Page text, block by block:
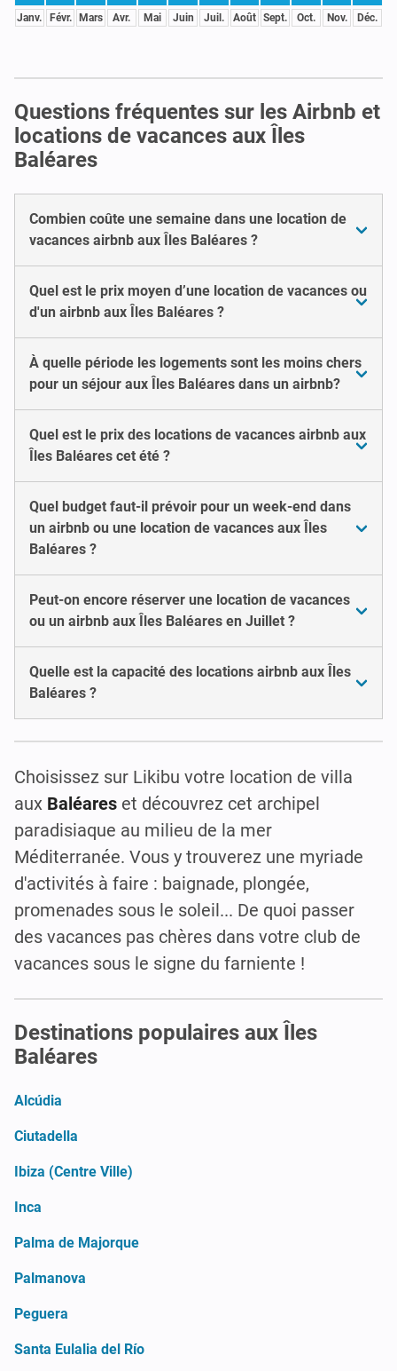
Janv. Févr. Mars Avr. Mai Juin Juil. Août Sept. Oct. Nov. Déc.
Questions fréquentes sur les Airbnb et
locations de vacances aux Îles
Baléares
Combien coûte une semaine dans une location de
vacances airbnb aux Îles Baléares ?
Quel est le prix moyen d’une location de vacances ou
d'un airbnb aux Îles Baléares ?
À quelle période les logements sont les moins chers
pour un séjour aux Îles Baléares dans un airbnb?
Quel est le prix des locations de vacances airbnb aux
Îles Baléares cet été ?
Quel budget faut-il prévoir pour un week-end dans
un airbnb ou une location de vacances aux Îles
Baléares ?
Peut-on encore réserver une location de vacances
ou un airbnb aux Îles Baléares en Juillet ?
Quelle est la capacité des locations airbnb aux Îles
Baléares ?
Choisissez sur Likibu votre location de villa
aux Baléares et découvrez cet archipel
paradisiaque au milieu de la mer
Méditerranée. Vous y trouverez une myriade
d'activités à faire : baignade, plongée,
promenades sous le soleil... De quoi passer
des vacances pas chères dans votre club de
vacances sous le signe du farniente !
Destinations populaires aux Îles
Baléares
Alcúdia
Ciutadella
Ibiza (Centre Ville)
Inca
Palma de Majorque
Palmanova
Peguera
Santa Eulalia del Río